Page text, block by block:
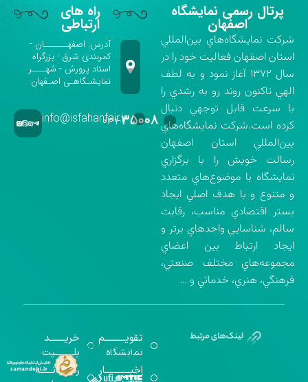
پرتال رسمی نمایشگاه
اصفهان
شركت نمايشگاه‌هاي بين‌المللي
استان اصفهان فعاليت خود را در
سال ۱۳۷۲ آغاز نمود و به لطف
الهي تاكنون روند رو به رشدي را
با سرعت قابل توجهي دنبال
كرده است.شركت نمايشگاه‌هاي
بين‌المللي استان اصفهان
رسالت خويش را با برگزاري
نمايشگاه با موضوع‌هاي متعدد
و متنوع و با هدف اصلي ايجاد
بستر اقتصادي مناسب، رقابت
سالم، شناسايي واحدهاي برتر و
ايجاد ارتباط بين اعضاي
مجموعه‌هاي مختلف صنعتي،
فرهنگي، هنري، خدماتي و …
راه های
ارتباطی
آدرس: اصفهـــــــان -
کمربندی شرق - بزرگراه
استاد پرورش - شهــــر
نمایشـگاهـی اصـفهان
۰۳۱-۳۵۰۰۸info@isfahanfair.ir
تقویــــــــــم
نمایشگاه
اخبــــــــــــار
خریـــــــد
بلـــــــــیت
رســـــانــــــه
گواهینامه‌های
اخذ شده